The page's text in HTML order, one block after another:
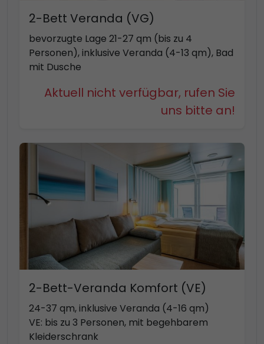
2-Bett Veranda (VG)
bevorzugte Lage 21-27 qm (bis zu 4
Personen), inklusive Veranda (4-13 qm), Bad
mit Dusche
Aktuell nicht verfügbar, rufen Sie
uns bitte an!
2-Bett-Veranda Komfort (VE)
24-37 qm, inklusive Veranda (4-16 qm)
VE: bis zu 3 Personen, mit begehbarem
Kleiderschrank